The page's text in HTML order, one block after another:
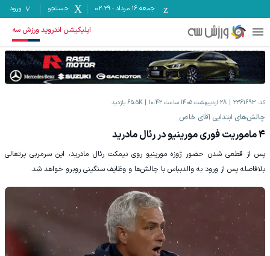
جمعه ۱۶ مرداد -
02:29 جستجو ورود
اپلیکیشن اندروید ورزش سه
کد: 2361693 28 اردیبهشت 1405 ساعت 10:42 65.5K بازدید
چالش‌های ابتدایی آقای خاص
4 ماموریت فوری مورینیو در رئال مادرید
پس از قطعی شدن حضور ژوزه مورینیو روی نیمکت رئال مادرید، این سرمربی پرتغالی
بلافاصله پس از ورود به والدبباس با چالش‌ها و وظایف سنگینی روبرو خواهد شد.